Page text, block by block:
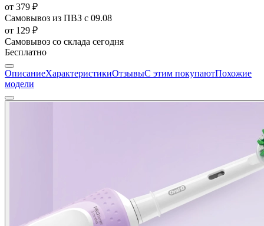
от 379 ₽
Самовывоз из ПВЗ с 09.08
от 129 ₽
Самовывоз со склада сегодня
Бесплатно
ОписаниеХарактеристикиОтзывыС этим покупаютПохожие
модели